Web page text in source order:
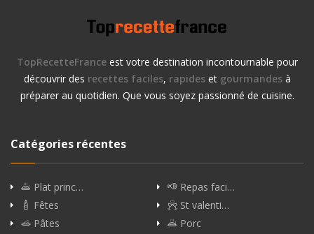
TopRecetteFranceest votre destination incontournable pour
découvrir des recettes faciles, rapideset gourmandesà
préparer au quotidien. Que vous soyez passionné de cuisine.
Catégories récentes
Plat princ…
Repas faci…
Fêtes
St valenti…
Pâtes
Porc